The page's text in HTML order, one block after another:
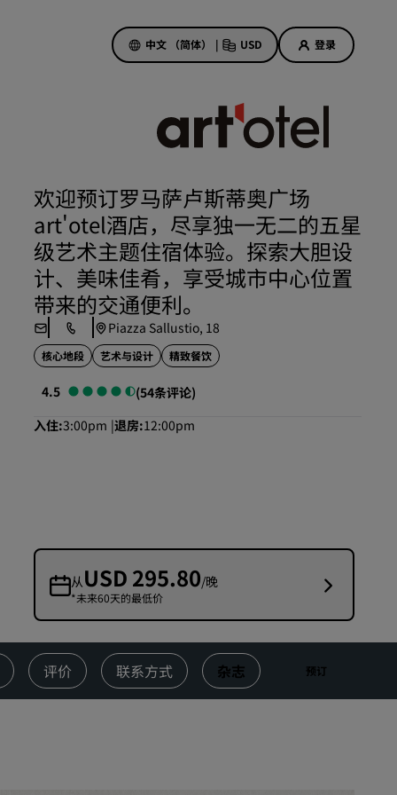
中文 （简体） | USD 登录
酒店优惠
美好的初遇，丰厚的奖励
当日特惠
提前预订
查看套餐
旅行灵感
家庭友好型酒店
Rad Pets
婚礼场地
访问我们的博客
丽赏会
了解丽赏会
礼遇
如何使用积分
欢迎预订罗马萨卢斯蒂奥广场
art'otel酒店，尽享独一无二的五星
级艺术主题住宿体验。探索大胆设
计、美味佳肴，享受城市中心位置
带来的交通便利。
Piazza Sallustio, 18
核心地段 艺术与设计 精致餐饮
4.5
(54条评论)
入住 3:00pm 退房 12:00pm
从USD 295.80/晚
*未来60天的最低价
评价 联系方式 杂志 预订